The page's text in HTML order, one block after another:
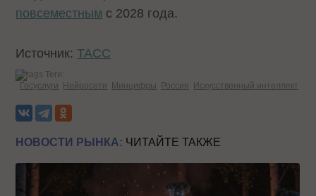
повсеместным с 2028 года.
Источник:ТАСС
Теги:
Госуслуги
Нейросети Минцифры Россия Искусственный интеллект
НОВОСТИ РЫНКА: ЧИТАЙТЕ ТАКЖЕ